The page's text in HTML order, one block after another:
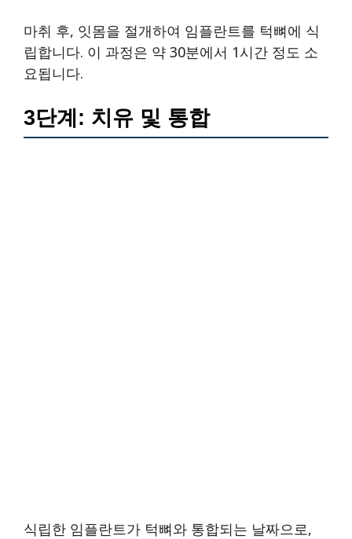
마취 후, 잇몸을 절개하여 임플란트를 턱뼈에 식
립합니다. 이 과정은 약 30분에서 1시간 정도 소
요됩니다.
3단계: 치유 및 통합
식립한 임플란트가 턱뼈와 통합되는 날짜으로,